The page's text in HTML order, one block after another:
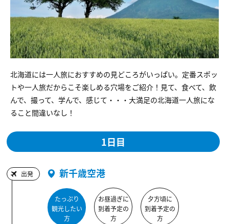
北海道には一人旅におすすめの見どころがいっぱい。定番スポッ
トや一人旅だからこそ楽しめる穴場をご紹介！見て、食べて、飲
んで、撮って、学んで、感じて・・・大満足の北海道一人旅にな
ること間違いなし！
1日目
出発 新千歳空港
たっぷり
観光したい
方
お昼過ぎに
到着予定の
方
夕方頃に
到着予定の
方